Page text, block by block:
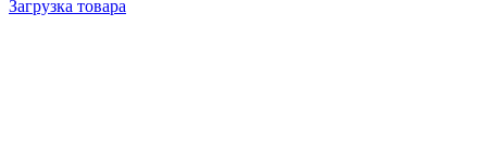
Загрузка товара